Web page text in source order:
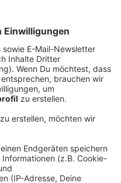
in NRW
in Nordrhein-
direkten Demokratie
in ihrer eigenen
über ein
Verein "Mehr
und Entscheide in
Nutzen die
der direkten